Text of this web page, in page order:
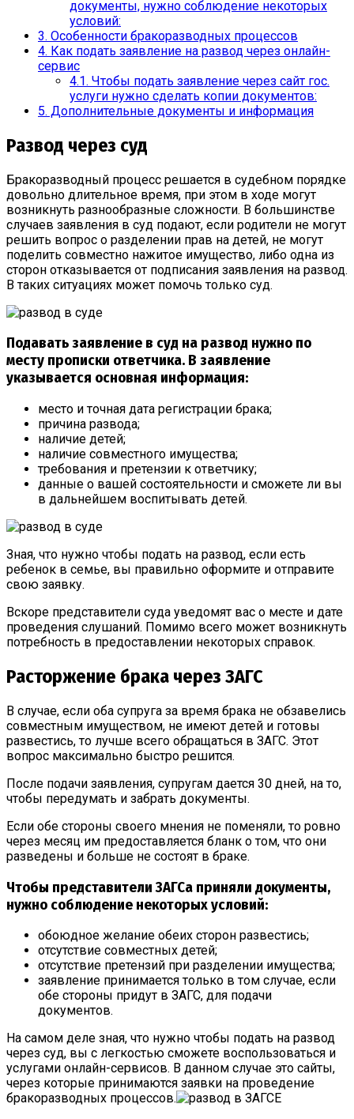
документы, нужно соблюдение некоторых
условий:
3. Особенности бракоразводных процессов
4. Как подать заявление на развод через онлайн-
сервис
4.1. Чтобы подать заявление через сайт гос.
услуги нужно сделать копии документов:
5. Дополнительные документы и информация
Развод через суд
Бракоразводный процесс решается в судебном порядке
довольно длительное время, при этом в ходе могут
возникнуть разнообразные сложности. В большинстве
случаев заявления в суд подают, если родители не могут
решить вопрос о разделении прав на детей, не могут
поделить совместно нажитое имущество, либо одна из
сторон отказывается от подписания заявления на развод.
В таких ситуациях может помочь только суд.
Подавать заявление в суд на развод нужно по
месту прописки ответчика. В заявление
указывается основная информация:
место и точная дата регистрации брака;
причина развода;
наличие детей;
наличие совместного имущества;
требования и претензии к ответчику;
данные о вашей состоятельности и сможете ли вы
в дальнейшем воспитывать детей.
Зная, что нужно чтобы подать на развод, если есть
ребенок в семье, вы правильно оформите и отправите
свою заявку.
Вскоре представители суда уведомят вас о месте и дате
проведения слушаний. Помимо всего может возникнуть
потребность в предоставлении некоторых справок.
Расторжение брака через ЗАГС
В случае, если оба супруга за время брака не обзавелись
совместным имуществом, не имеют детей и готовы
развестись, то лучше всего обращаться в ЗАГС. Этот
вопрос максимально быстро решится.
После подачи заявления, супругам дается 30 дней, на то,
чтобы передумать и забрать документы.
Если обе стороны своего мнения не поменяли, то ровно
через месяц им предоставляется бланк о том, что они
разведены и больше не состоят в браке.
Чтобы представители ЗАГСа приняли документы,
нужно соблюдение некоторых условий:
обоюдное желание обеих сторон развестись;
отсутствие совместных детей;
отсутствие претензий при разделении имущества;
заявление принимается только в том случае, если
обе стороны придут в ЗАГС, для подачи
документов.
На самом деле зная, что нужно чтобы подать на развод
через суд, вы с легкостью сможете воспользоваться и
услугами онлайн-сервисов. В данном случае это сайты,
через которые принимаются заявки на проведение
бракоразводных процессов.